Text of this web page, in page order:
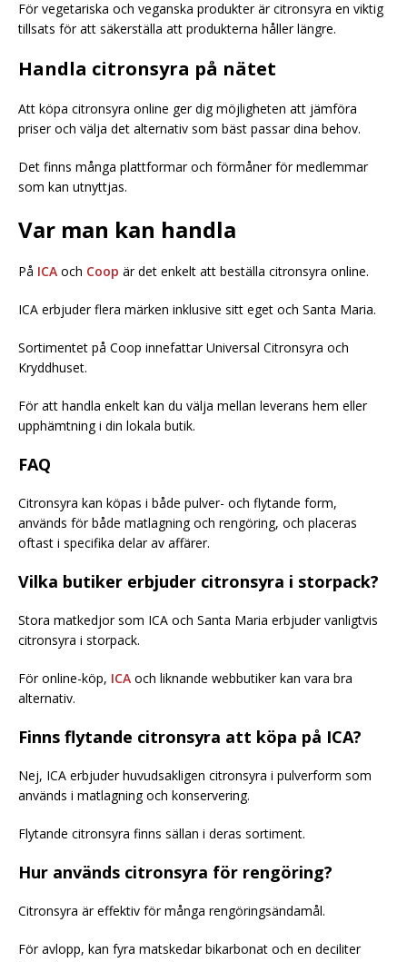
För vegetariska och veganska produkter är citronsyra en viktig
tillsats för att säkerställa att produkterna håller längre.
Handla citronsyra på nätet
Att köpa citronsyra online ger dig möjligheten att jämföra
priser och välja det alternativ som bäst passar dina behov.
Det finns många plattformar och förmåner för medlemmar
som kan utnyttjas.
Var man kan handla
På ICA och Coop är det enkelt att beställa citronsyra online.
ICA erbjuder flera märken inklusive sitt eget och Santa Maria.
Sortimentet på Coop innefattar Universal Citronsyra och
Kryddhuset.
För att handla enkelt kan du välja mellan leverans hem eller
upphämtning i din lokala butik.
FAQ
Citronsyra kan köpas i både pulver- och flytande form,
används för både matlagning och rengöring, och placeras
oftast i specifika delar av affärer.
Vilka butiker erbjuder citronsyra i storpack?
Stora matkedjor som ICA och Santa Maria erbjuder vanligtvis
citronsyra i storpack.
För online-köp, ICA och liknande webbutiker kan vara bra
alternativ.
Finns flytande citronsyra att köpa på ICA?
Nej, ICA erbjuder huvudsakligen citronsyra i pulverform som
används i matlagning och konservering.
Flytande citronsyra finns sällan i deras sortiment.
Hur används citronsyra för rengöring?
Citronsyra är effektiv för många rengöringsändamål.
För avlopp, kan fyra matskedar bikarbonat och en deciliter